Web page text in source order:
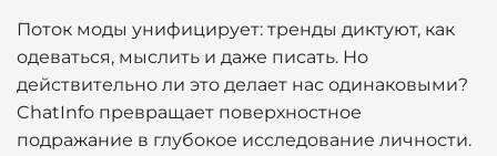
Поток моды унифицирует: тренды диктуют, как
одеваться, мыслить и даже писать. Но
действительно ли это делает нас одинаковыми?
ChatInfo превращает поверхностное
подражание в глубокое исследование личности.